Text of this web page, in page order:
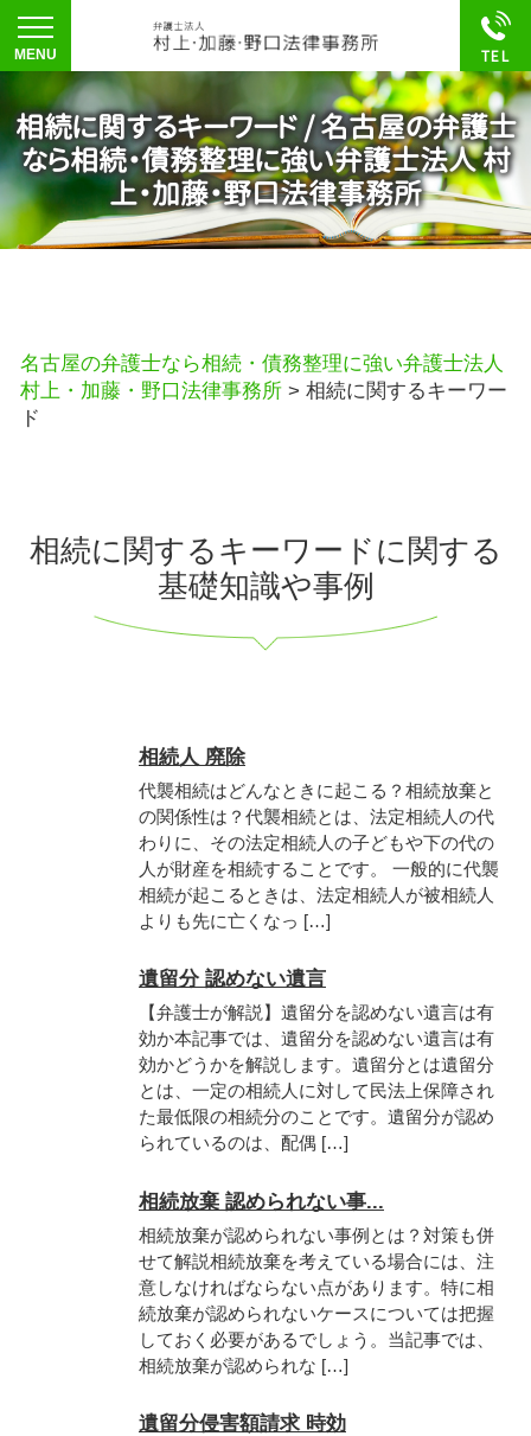
相続に関するキーワード / 名古屋の弁護士
なら相続・債務整理に強い弁護士法人 村
上・加藤・野口法律事務所
名古屋の弁護士なら相続・債務整理に強い弁護士法人
村上・加藤・野口法律事務所 > 相続に関するキーワー
ド
相続に関するキーワードに関する
基礎知識や事例
相続人 廃除
代襲相続はどんなときに起こる？相続放棄と
の関係性は？代襲相続とは、法定相続人の代
わりに、その法定相続人の子どもや下の代の
人が財産を相続することです。 一般的に代襲
相続が起こるときは、法定相続人が被相続人
よりも先に亡くなっ […]
遺留分 認めない遺言
【弁護士が解説】遺留分を認めない遺言は有
効か本記事では、遺留分を認めない遺言は有
効かどうかを解説します。遺留分とは遺留分
とは、一定の相続人に対して民法上保障され
た最低限の相続分のことです。遺留分が認め
られているのは、配偶 […]
相続放棄 認められない事...
相続放棄が認められない事例とは？対策も併
せて解説相続放棄を考えている場合には、注
意しなければならない点があります。特に相
続放棄が認められないケースについては把握
しておく必要があるでしょう。当記事では、
相続放棄が認められな […]
遺留分侵害額請求 時効